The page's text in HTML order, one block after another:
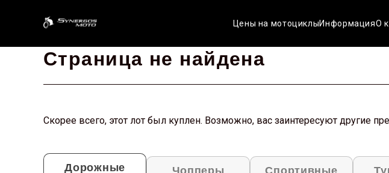
Цены на мотоциклыИнформацияО
Страница не найдена
Скорее всего, этот лот был куплен. Возможно, вас заинтересуют другие
Дорожные Чопперы Спортивные